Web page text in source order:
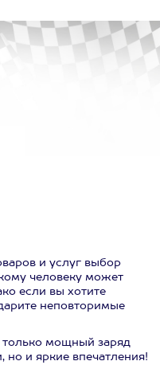
и услуг выбор
человеку может
если вы хотите
неповторимые
только мощный заряд
но и яркие впечатления!